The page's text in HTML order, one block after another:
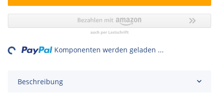
Komponenten werden geladen ...
Beschreibung